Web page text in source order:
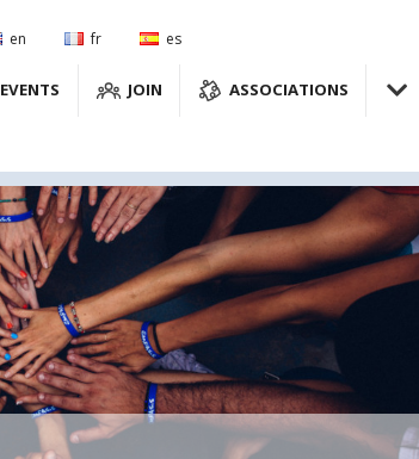
en fr es
EVENTS JOIN ASSOCIATIONS